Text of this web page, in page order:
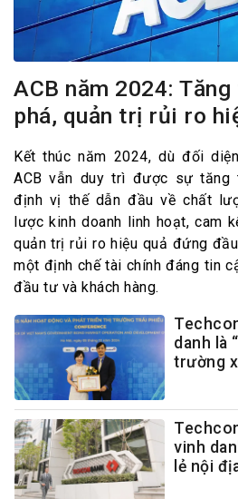
ACB năm 2024:
phá, quản trị rủi ro
Kết thúc năm 2024, dù đối
ACB vẫn duy trì được sự tăng
định vị thế dẫn đầu về chất
lược kinh doanh linh hoạt, cam
quản trị rủi ro hiệu quả đứng
một định chế tài chính đáng tin
đầu tư và khách hàng.
danh là
trường
vinh
lẻ nội